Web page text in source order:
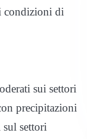
condizioni di
sui settori
precipitazioni
settori